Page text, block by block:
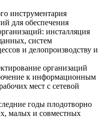
инструментария
для обеспечения
инсталляция
систем
и делопроизводству и
организаций
к информационным
мест с сетевой
годы плодотворно
малых и совместных